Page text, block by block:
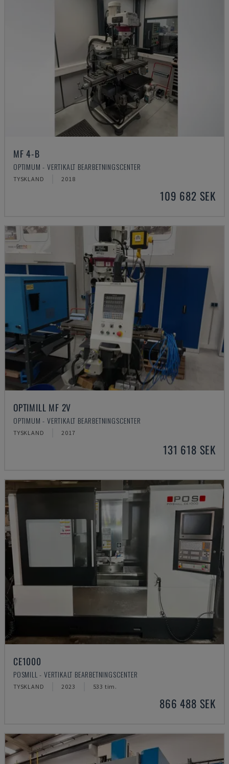
MF 4-B
OPTIMUM - VERTIKALT BEARBETNINGSCENTER
TYSKLAND 2018
109 682 SEK
OPTIMILL MF 2V
OPTIMUM - VERTIKALT BEARBETNINGSCENTER
TYSKLAND 2017
131 618 SEK
CE1000
POSMILL - VERTIKALT BEARBETNINGSCENTER
TYSKLAND 2023 533 tim.
866 488 SEK